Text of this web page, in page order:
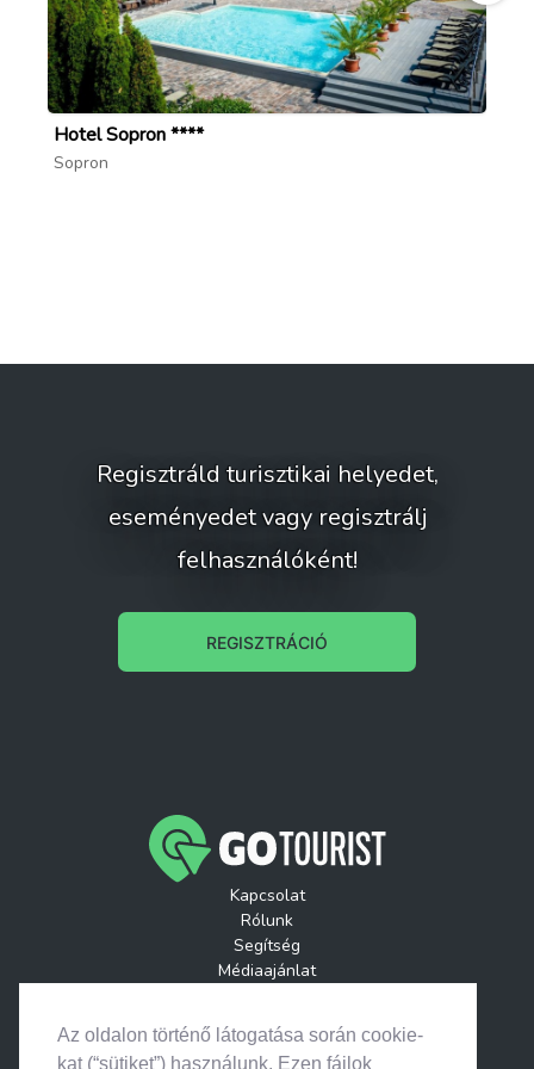
Az oldalon történő látogatása során cookie-
kat (“sütiket”) használunk. Ezen fájlok
forrás: varosplebaniasopron.hu
; facebook/orsolyatemplom
Hotel Sopron ****
Sopron
Regisztráld turisztikai helyedet,
eseményedet vagy regisztrálj
felhasználóként!
REGISZTRÁCIÓ
Kapcsolat
Rólunk
Segítség
Médiaajánlat
GoTourist Hírlevél
Helyszínek